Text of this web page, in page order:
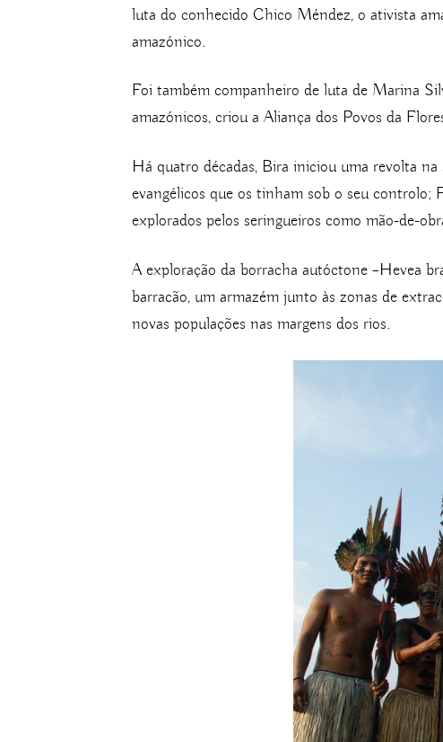
luta do conhecido Chico Méndez, o ativista
amazónico.
Foi também companheiro de luta de Marina
amazónicos, criou a Aliança dos Povos da
Há quatro décadas, Bira iniciou uma revolta
evangélicos que os tinham sob o seu controlo;
explorados pelos seringueiros como mão-de-
A exploração da borracha autóctone –Hevea
barracão, um armazém junto às zonas de
novas populações nas margens dos rios.